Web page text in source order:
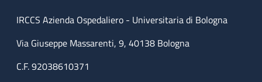
IRCCS Azienda Ospedaliero - Universitaria di Bologna
Via Giuseppe Massarenti, 9, 40138 Bologna
C.F. 92038610371